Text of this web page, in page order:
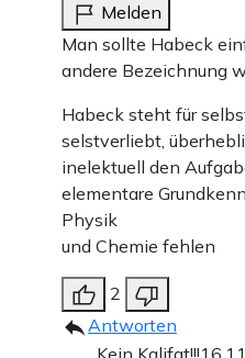
Melden
Man sollte Habeck
andere Bezeichnung
Habeck steht für
selstverliebt,
inelektuell den
elementare
Physik
und Chemie fehlen
2
Antworten